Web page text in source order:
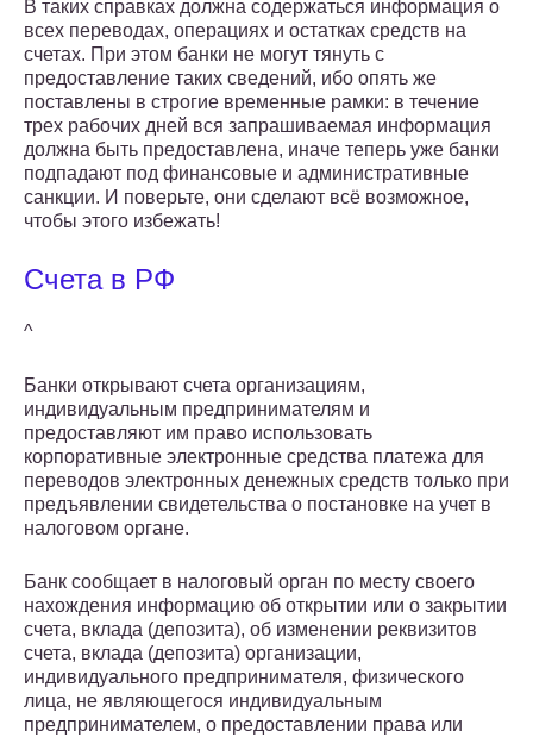
В таких справках должна содержаться информация о
всех переводах, операциях и остатках средств на
счетах. При этом банки не могут тянуть с
предоставление таких сведений, ибо опять же
поставлены в строгие временные рамки: в течение
трех рабочих дней вся запрашиваемая информация
должна быть предоставлена, иначе теперь уже банки
подпадают под финансовые и административные
санкции. И поверьте, они сделают всё возможное,
чтобы этого избежать!
Счета в РФ
^
Банки открывают счета организациям,
индивидуальным предпринимателям и
предоставляют им право использовать
корпоративные электронные средства платежа для
переводов электронных денежных средств только при
предъявлении свидетельства о постановке на учет в
налоговом органе.
Банк сообщает в налоговый орган по месту своего
нахождения информацию об открытии или о закрытии
счета, вклада (депозита), об изменении реквизитов
счета, вклада (депозита) организации,
индивидуального предпринимателя, физического
лица, не являющегося индивидуальным
предпринимателем, о предоставлении права или